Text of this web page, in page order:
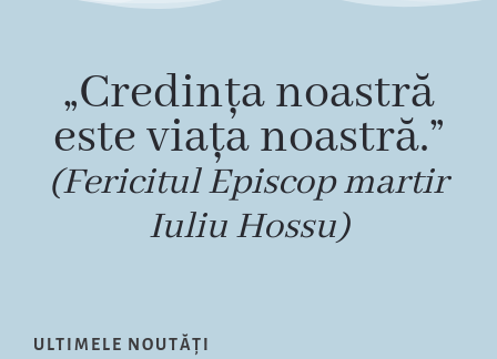
„Credința noastră
este viața noastră.”
(Fericitul Episcop martir
Iuliu Hossu)
ULTIMELE NOUTĂȚI